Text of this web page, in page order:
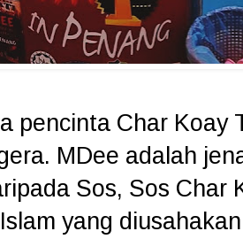
pencinta Char Koay
MDee adalah
Sos, Sos Char
yang